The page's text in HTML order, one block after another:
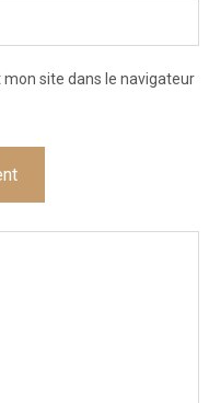
site dans le navigateur